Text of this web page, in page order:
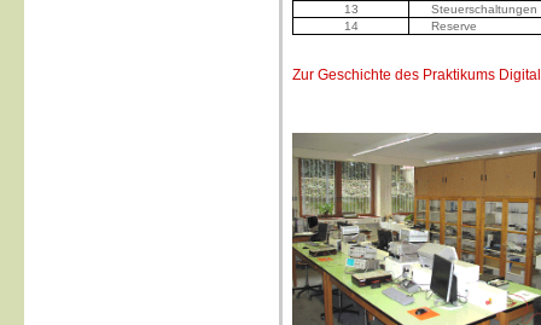
13
Steuerschaltungen
14
Reserve
Zur Geschichte des Praktikums